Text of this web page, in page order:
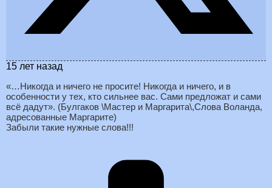
15 лет назад
«…Никогда и ничего не просите! Никогда и ничего, и в
особенности у тех, кто сильнее вас. Сами предложат и сами
всё дадут». (Булгаков \Мастер и Маргарита\,Слова Воланда,
адресованные Маргарите)
Забыли такие нужные слова!!!